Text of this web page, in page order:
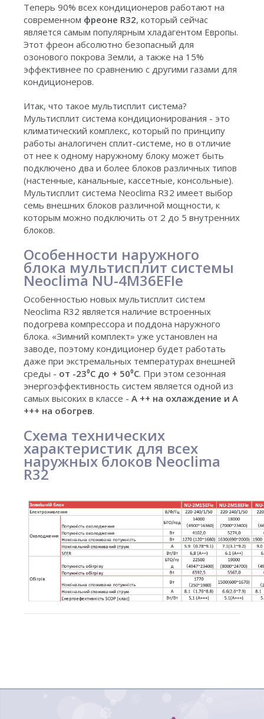
Теперь 90% всех кондиционеров работают на
современном фреоне R32, который сейчас
является самым популярным хладагентом Европы.
Этот фреон абсолютно безопасный для
озонового покрова Земли, а также на 15%
эффективнее по сравнению с другими газами для
кондиционеров.
Итак, что такое мультисплит система?
Мультисплит система кондиционирования - это
климатический комплекс, который по принципу
работы аналогичен сплит-системе, но в отличие
от нее к одному наружному блоку может быть
подключено два и более блоков различных типов
(настенные, канальные, кассетные, консольные).
Мультисплит система Neoclima R32 имеет выбор
семь внешних блоков различной мощности, к
которым можно подключить от 2 до 5 внутренних
блоков.
Особенности наружного
блока мультисплит системы
Neoclima NU-4M36EFIe
Особенностью новых мультисплит систем
Neoclima R32 является наличие встроенных
подогрева компрессора и поддона наружного
блока. «Зимний комплект» уже установлен на
заводе, поэтому кондиционер будет работать
даже при экстремальных температурах внешней
среды - от -23⁰С до + 50⁰С. При этом сезонная
энергоэффективность систем является одной из
самых высоких в классе - А ++ на охлаждение и А
+++ на обогрев.
Схема технических
характеристик для всех
наружных блоков Neoclima
R32